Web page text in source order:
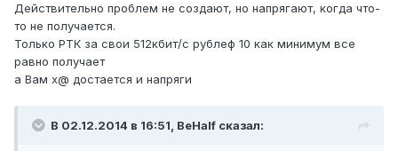
Действительно проблем не создают, но напрягают, когда что-
то не получается.
Только РТК за свои 512кбит/с рублеф 10 как минимум все
равно получает
а Вам х@ достается и напряги
В 02.12.2014 в 16:51, BeHalf сказал: